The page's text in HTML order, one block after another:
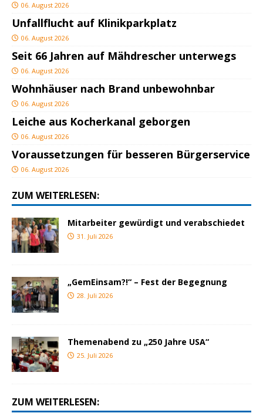
06. August 2026
Unfallflucht auf Klinikparkplatz
06. August 2026
Seit 66 Jahren auf Mähdrescher unterwegs
06. August 2026
Wohnhäuser nach Brand unbewohnbar
06. August 2026
Leiche aus Kocherkanal geborgen
06. August 2026
Voraussetzungen für besseren Bürgerservice
06. August 2026
ZUM WEITERLESEN:
Mitarbeiter gewürdigt und verabschiedet
31. Juli 2026
„GemEinsam?!“ – Fest der Begegnung
28. Juli 2026
Themenabend zu „250 Jahre USA“
25. Juli 2026
ZUM WEITERLESEN: